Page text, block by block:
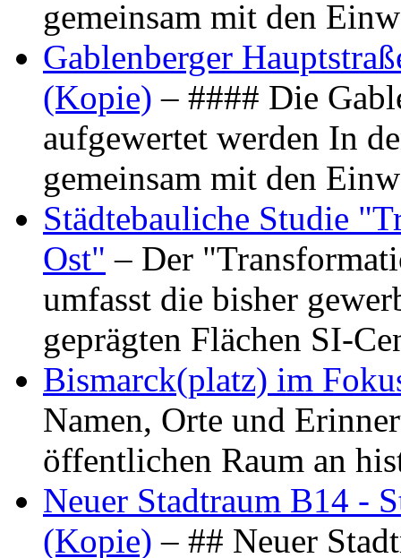
gemeinsam mit den
Gablenberger
(Kopie) – #### Die
aufgewertet werden In
gemeinsam mit den
Städtebauliche Studie
Ost" – Der
umfasst die bisher
geprägten Flächen SI-
Bismarck(platz) im
Namen, Orte und
öffentlichen Raum an
Neuer Stadtraum B14 -
(Kopie) – ## Neuer